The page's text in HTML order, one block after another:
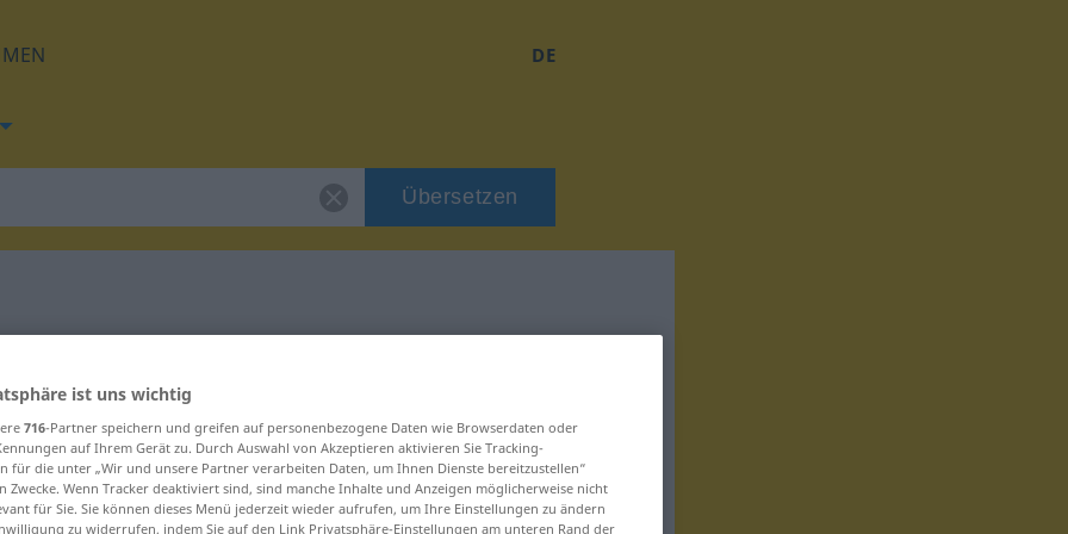
DE
Übersetzen
für "abgrasen"
ist uns wichtig
716-Partner speichern und greifen auf personenbezogene Daten wie Browserdaten oder
auf Ihrem Gerät zu. Durch Auswahl von Akzeptieren aktivieren Sie Tracking-
für die unter „Wir und unsere Partner verarbeiten Daten, um Ihnen Dienste bereitzustellen“
Zwecke. Wenn Tracker deaktiviert sind, sind manche Inhalte und Anzeigen möglicherweise nicht
für Sie. Sie können dieses Menü jederzeit wieder aufrufen, um Ihre Einstellungen zu ändern
zu widerrufen, indem Sie auf den Link Privatsphäre-Einstellungen am unteren Rand der